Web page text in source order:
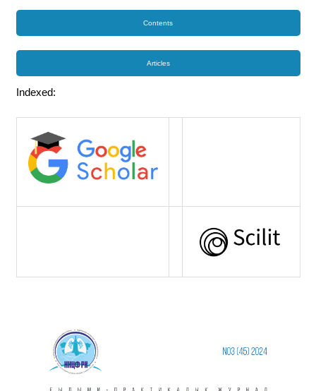
Contents
Articles
Indexed: